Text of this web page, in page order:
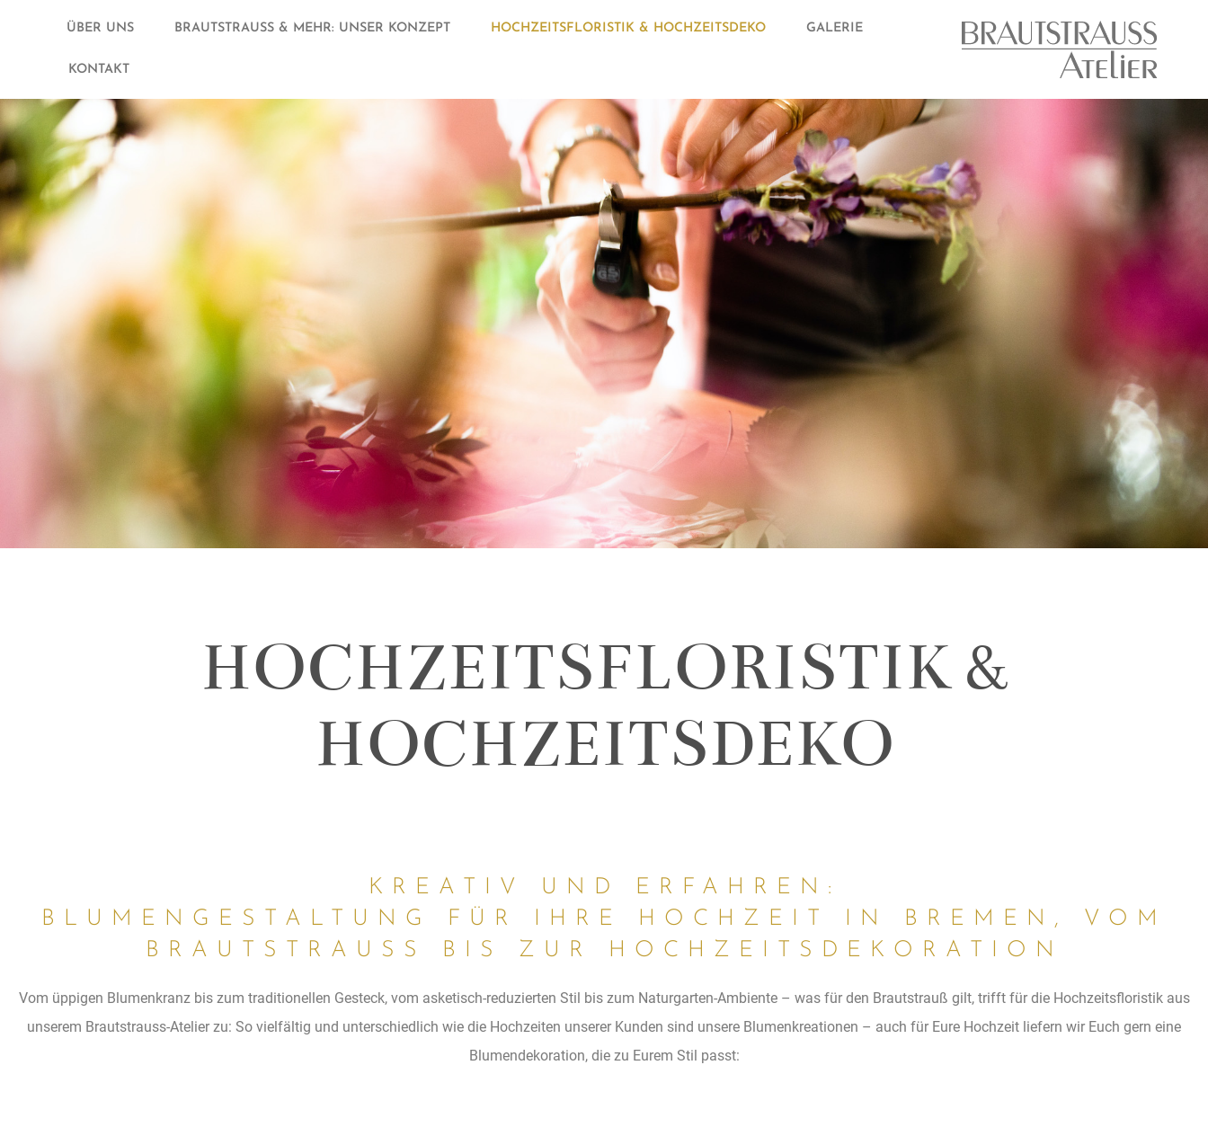
ÜBER UNS BRAUTSTRAUSS & MEHR: UNSER KONZEPT HOCHZEITSFLORISTIK & HOCHZEITSDEKO GALERIE
KONTAKT
HOCHZEITS­FLORISTIK &
HOCHZEITSDEKO
KREATIV UND ERFAHREN:
BLUMENGESTALTUNG FÜR IHRE HOCHZEIT IN BREMEN, VOM
BRAUTSTRAUSS BIS ZUR HOCHZEITS­DEKORATION
Vom üppigen Blumenkranz bis zum traditionellen Gesteck, vom asketisch-reduzierten Stil bis zum Naturgarten-Ambiente – was für den Brautstrauß gilt, trifft für die Hochzeitsfloristik aus
unserem Brautstrauss-Atelier zu: So vielfältig und unterschiedlich wie die Hochzeiten unserer Kunden sind unsere Blumenkreationen – auch für Eure Hochzeit liefern wir Euch gern eine
Blumendekoration, die zu Eurem Stil passt: